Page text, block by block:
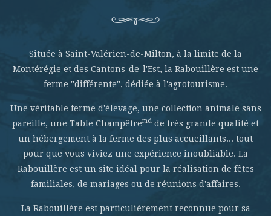
Située à Saint-Valérien-de-Milton, à la limite de la
Montérégie et des Cantons-de-l'Est, la Rabouillère est une
ferme ''différente'', dédiée à l'agrotourisme.
Une véritable ferme d'élevage, une collection animale sans
pareille, une Table Champêtremd de très grande qualité et
un hébergement à la ferme des plus accueillants... tout
pour que vous viviez une expérience inoubliable. La
Rabouillère est un site idéal pour la réalisation de fêtes
familiales, de mariages ou de réunions d'affaires.
La Rabouillère est particulièrement reconnue pour sa